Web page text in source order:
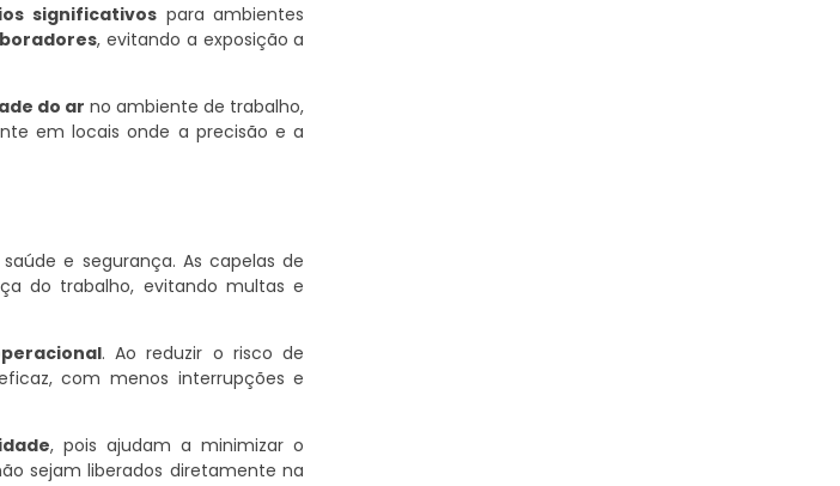
significativos para ambientes
, evitando a exposição a
do ar no ambiente de trabalho,
em locais onde a precisão e a
e segurança. As capelas de
do trabalho, evitando multas e
. Ao reduzir o risco de
com menos interrupções e
, pois ajudam a minimizar o
sejam liberados diretamente na